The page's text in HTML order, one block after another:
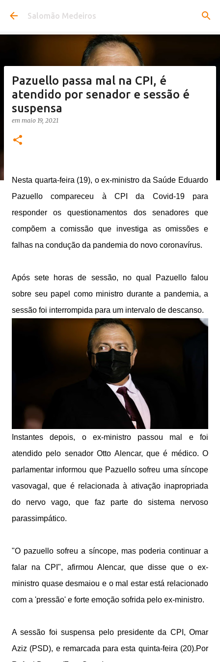
Pular para o conteúdo principal
Salomão Medeiros
Pazuello passa mal na CPI, é
atendido por senador e sessão é
suspensa
em maio 19, 2021
Nesta quarta-feira (19), o ex-ministro da Saúde Eduardo
Pazuello compareceu à CPI da Covid-19 para
responder os questionamentos dos senadores que
compõem a comissão que investiga as omissões e
falhas na condução da pandemia do novo coronavírus.
Após sete horas de sessão, no qual Pazuello falou
sobre seu papel como ministro durante a pandemia, a
sessão foi interrompida para um intervalo de descanso.
Instantes depois, o ex-ministro passou mal e foi
atendido pelo senador Otto Alencar, que é médico. O
parlamentar informou que Pazuello sofreu uma síncope
vasovagal, que é relacionada à ativação inapropriada
do nervo vago, que faz parte do sistema nervoso
parassimpático.
"O pazuello sofreu a síncope, mas poderia continuar a
falar na CPI", afirmou Alencar, que disse que o ex-
ministro quase desmaiou e o mal estar está relacionado
com a 'pressão' e forte emoção sofrida pelo ex-ministro.
A sessão foi suspensa pelo presidente da CPI, Omar
Aziz (PSD), e remarcada para esta quinta-feira (20).Por